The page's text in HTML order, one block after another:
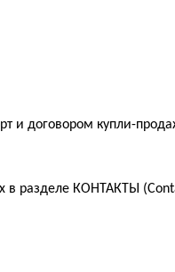
и договором купли-
в разделе КОНТАКТЫ